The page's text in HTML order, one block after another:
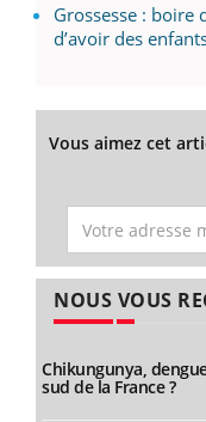
Grossesse : boire
d’avoir des
Vous aimez cet
NOUS VOUS
Chikungunya,
sud de la France ?